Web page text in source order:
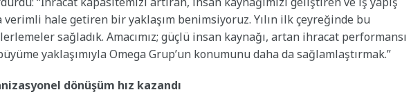
hale getiren bir yaklaşım benimsiyoruz. Yılın ilk çeyreğinde bu
sağladık. Amacımız; güçlü insan kaynağı, artan ihracat performansı
yaklaşımıyla Omega Grup’un konumunu daha da sağlamlaştırmak.”
dönüşüm hız kazandı